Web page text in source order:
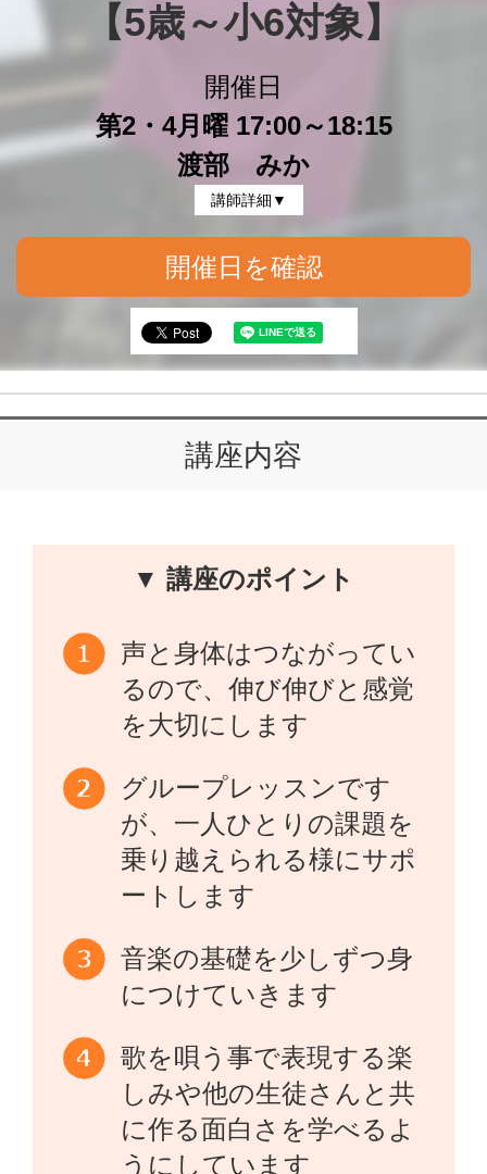
【5歳～小6対象】
開催日
第2・4月曜 17:00～18:15
渡部 みか
講師詳細▼
開催日を確認
講座内容
▼ 講座のポイント
声と身体はつながってい
るので、伸び伸びと感覚
を大切にします
グループレッスンです
が、一人ひとりの課題を
乗り越えられる様にサポ
ートします
音楽の基礎を少しずつ身
につけていきます
歌を唄う事で表現する楽
しみや他の生徒さんと共
に作る面白さを学べるよ
うにしています